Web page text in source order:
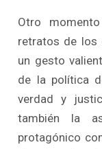
Otro
retratos de los
un gesto
de la política
verdad y
también la
protagónico